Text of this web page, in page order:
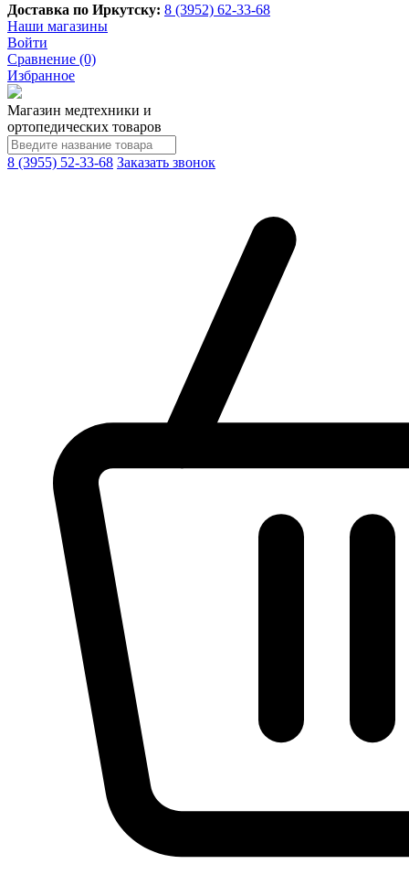
Доставка по Иркутску: 8 (3952) 62-33-68
Наши магазины
Войти
Сравнение (0)
Избранное
Магазин медтехники и
ортопедических товаров
8 (3955) 52-33-68 Заказать звонок